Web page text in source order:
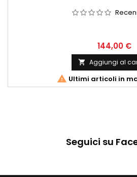
144,00 €
 Aggiungi al
 Ultimi articoli in
Seguici su